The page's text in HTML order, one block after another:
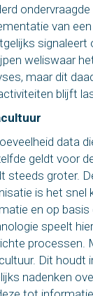
van
signaleert
weliswaar
maar dit
blijft
data
geldt voor
steeds groter.
is het snel
en op
speelt
processen.
Dit houdt
nadenken